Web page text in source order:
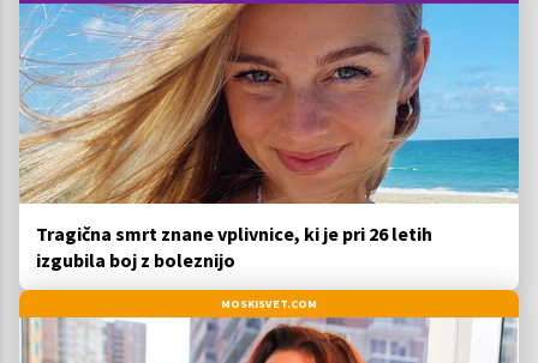
Tragična smrt znane vplivnice, ki je pri 26 letih
izgubila boj z boleznijo
MOSKISVET.COM